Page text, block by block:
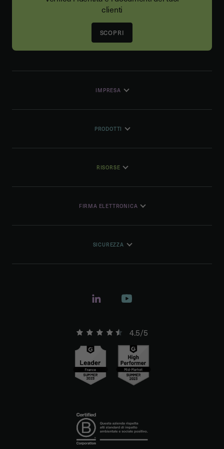
clienti
SCOPRI
IMPRESA
PRODOTTI
RISORSE
FIRMA ELETTRONICA
SICUREZZA
4.5/5